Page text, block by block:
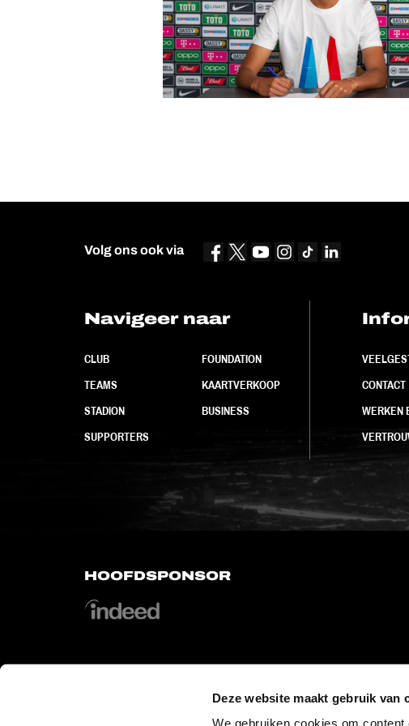
Deze website maakt gebruik van
We gebruiken cookies om
Volg ons ook via
Navigeer naar
CLUB
TEAMS
STADION
SUPPORTERS
FOUNDATION
KAARTVERKOOP
BUSINESS
CONTACT
WERKEN
HOOFDSPONSOR
OFFICIAL PARTNERS